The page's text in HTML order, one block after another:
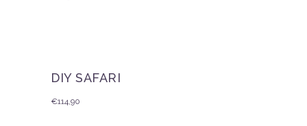
DIY SAFARI
€114,90